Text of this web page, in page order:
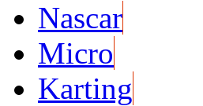
Nascar
Micro
Karting